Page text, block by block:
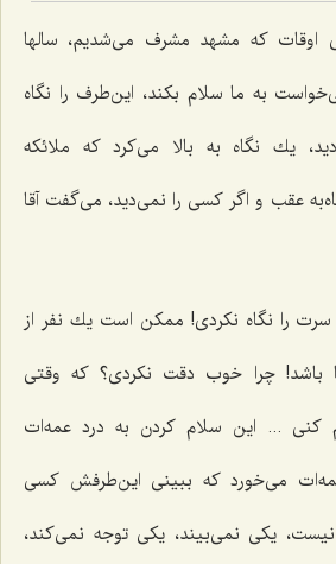
اوقات كه مشهد مشرف می‌شدیم، سالها
به ما سلام بكند، این‌طرف را نگاه
یك نگاه به بالا می‌كرد كه ملائكه
عقب و اگر كسی را نمی‌دید، می‌گفت آقا
را نگاه نكردی! ممكن است یك نفر از
چرا خوب دقت نكردی؟ كه وقتی
... این سلام كردن به درد عمه‌ات
می‌خورد كه ببینی این‌طرفش كسی
یكی نمی‌بیند، یكی توجه نمی‌كند،